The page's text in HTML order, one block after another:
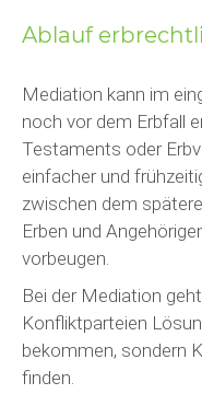
Ablauf
Mediation kann im
noch vor dem Erbfall
Testaments oder
einfacher und
zwischen dem
Erben und
vorbeugen.
Bei der Mediation
Konfliktparteien
bekommen, sondern
finden.